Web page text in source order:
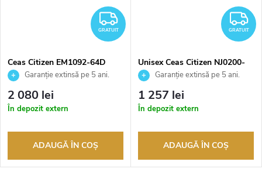
GRATUIT
GRATUIT
Ceas Citizen EM1092-64D
Garanție extinsă pe 5 ani.
Până la 100 de zile pentru
returnarea bunurilor. Vânzător
autorizat
2 080 lei
În depozit extern
ADAUGĂ ÎN COŞ
GRATUIT
Unisex Ceas Citizen NJ0200-
50L Garanție extinsă pe 5 ani.
Până la 100 de zile pentru
returnarea bunurilor. Vânzător
autorizat
1 257 lei
În depozit extern
ADAUGĂ ÎN COŞ